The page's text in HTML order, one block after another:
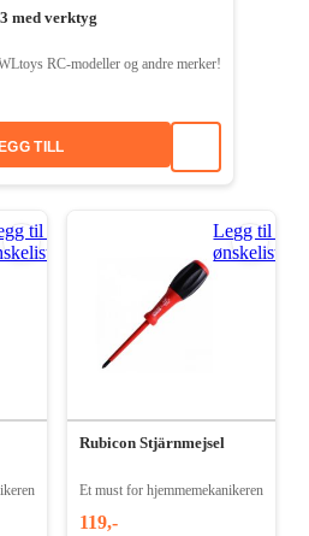
med verktyg
RC-modeller og andre merker!
TILL
til i
Legg til i
ønskeliste
Rubicon Stjärnmejsel
Et must for hjemmemekanikeren
119,-